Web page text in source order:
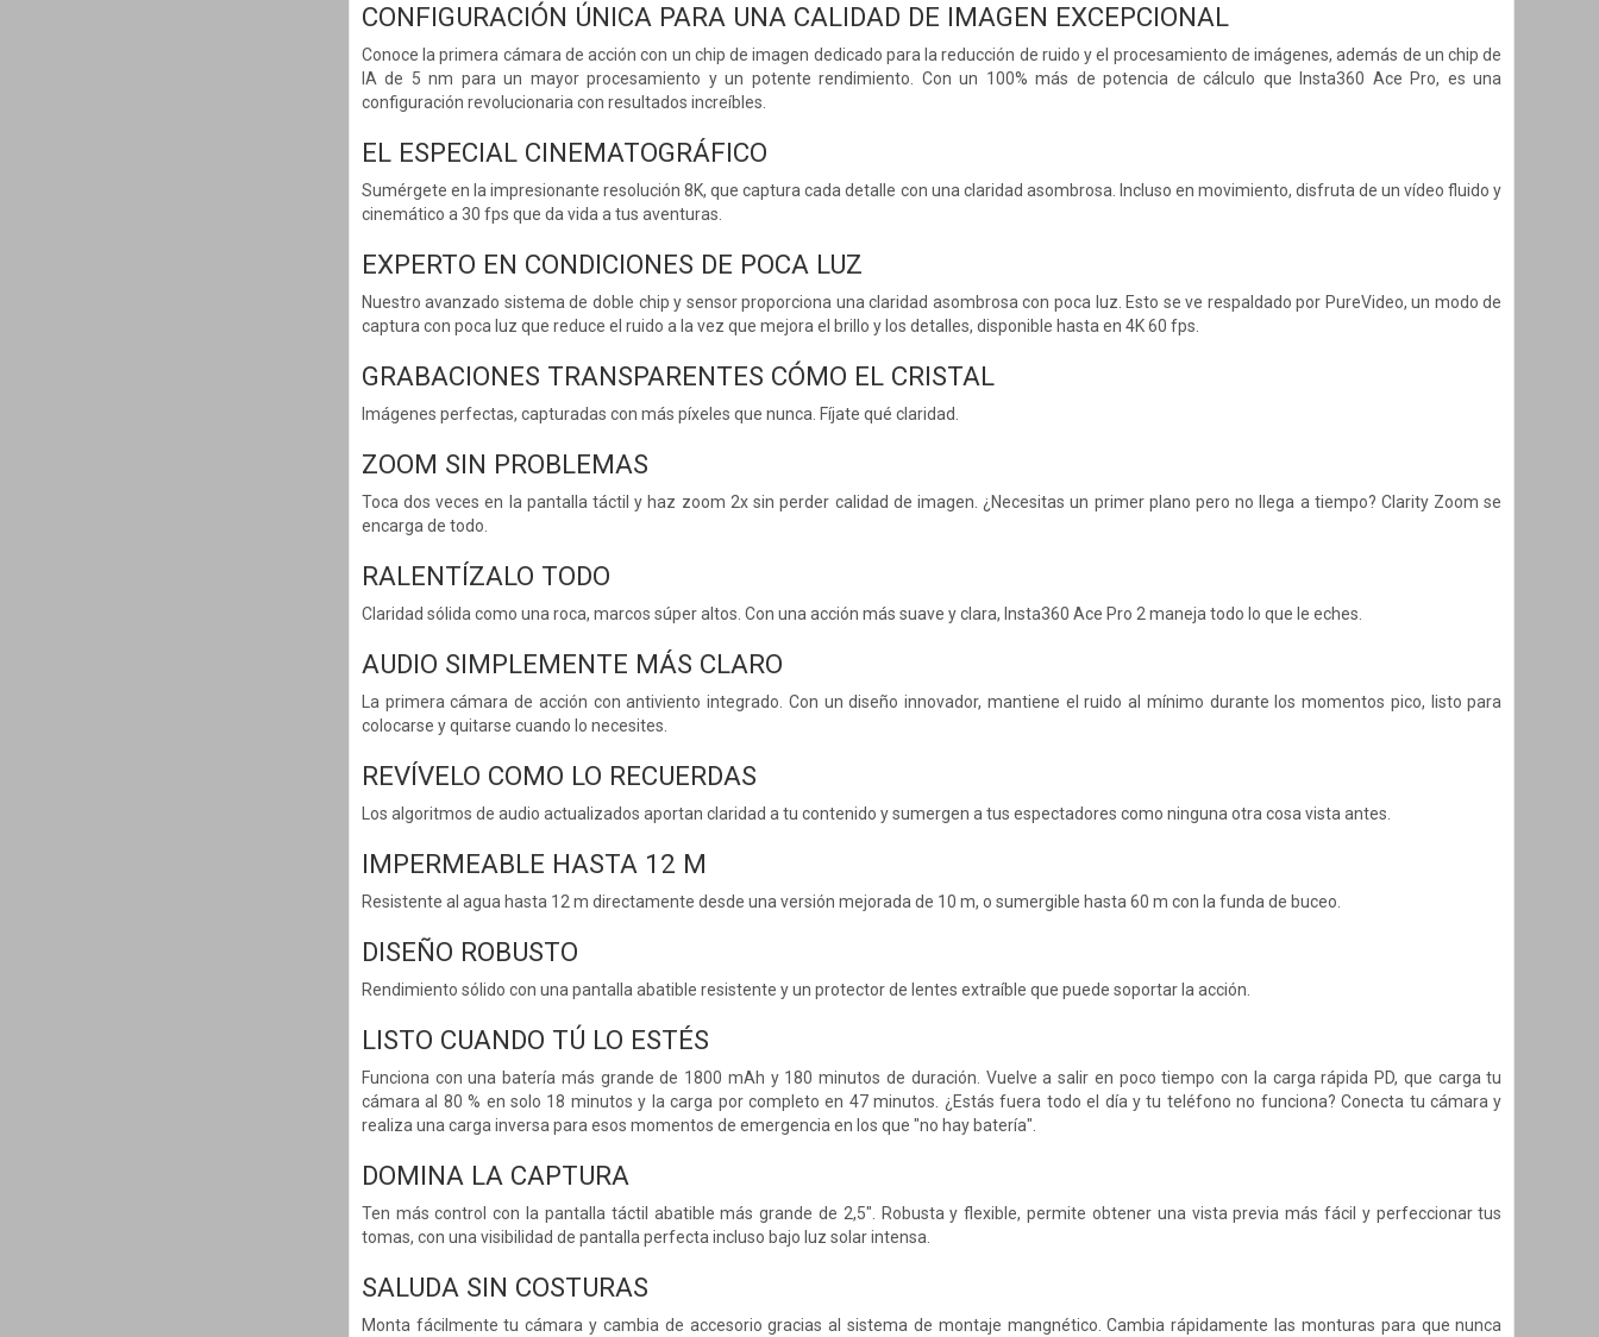
CONFIGURACIÓN ÚNICA PARA UNA CALIDAD DE IMAGEN EXCEPCIONAL
Conoce la primera cámara de acción con un chip de imagen dedicado para la reducción de ruido y el procesamiento de imágenes, además de un chip de
IA de 5 nm para un mayor procesamiento y un potente rendimiento. Con un 100% más de potencia de cálculo que Insta360 Ace Pro, es una
configuración revolucionaria con resultados increíbles.
EL ESPECIAL CINEMATOGRÁFICO
Sumérgete en la impresionante resolución 8K, que captura cada detalle con una claridad asombrosa. Incluso en movimiento, disfruta de un vídeo fluido y
cinemático a 30 fps que da vida a tus aventuras.
EXPERTO EN CONDICIONES DE POCA LUZ
Nuestro avanzado sistema de doble chip y sensor proporciona una claridad asombrosa con poca luz. Esto se ve respaldado por PureVideo, un modo de
captura con poca luz que reduce el ruido a la vez que mejora el brillo y los detalles, disponible hasta en 4K 60 fps.
GRABACIONES TRANSPARENTES CÓMO EL CRISTAL
Imágenes perfectas, capturadas con más píxeles que nunca. Fíjate qué claridad.
ZOOM SIN PROBLEMAS
Toca dos veces en la pantalla táctil y haz zoom 2x sin perder calidad de imagen. ¿Necesitas un primer plano pero no llega a tiempo? Clarity Zoom se
encarga de todo.
RALENTÍZALO TODO
Claridad sólida como una roca, marcos súper altos. Con una acción más suave y clara, Insta360 Ace Pro 2 maneja todo lo que le eches.
AUDIO SIMPLEMENTE MÁS CLARO
La primera cámara de acción con antiviento integrado. Con un diseño innovador, mantiene el ruido al mínimo durante los momentos pico, listo para
colocarse y quitarse cuando lo necesites.
REVÍVELO COMO LO RECUERDAS
Los algoritmos de audio actualizados aportan claridad a tu contenido y sumergen a tus espectadores como ninguna otra cosa vista antes.
IMPERMEABLE HASTA 12 M
Resistente al agua hasta 12 m directamente desde una versión mejorada de 10 m, o sumergible hasta 60 m con la funda de buceo.
DISEÑO ROBUSTO
Rendimiento sólido con una pantalla abatible resistente y un protector de lentes extraíble que puede soportar la acción.
LISTO CUANDO TÚ LO ESTÉS
Funciona con una batería más grande de 1800 mAh y 180 minutos de duración. Vuelve a salir en poco tiempo con la carga rápida PD, que carga tu
cámara al 80 % en solo 18 minutos y la carga por completo en 47 minutos. ¿Estás fuera todo el día y tu teléfono no funciona? Conecta tu cámara y
realiza una carga inversa para esos momentos de emergencia en los que "no hay batería".
DOMINA LA CAPTURA
Ten más control con la pantalla táctil abatible más grande de 2,5". Robusta y flexible, permite obtener una vista previa más fácil y perfeccionar tus
tomas, con una visibilidad de pantalla perfecta incluso bajo luz solar intensa.
SALUDA SIN COSTURAS
Monta fácilmente tu cámara y cambia de accesorio gracias al sistema de montaje mangnético. Cambia rápidamente las monturas para que nunca